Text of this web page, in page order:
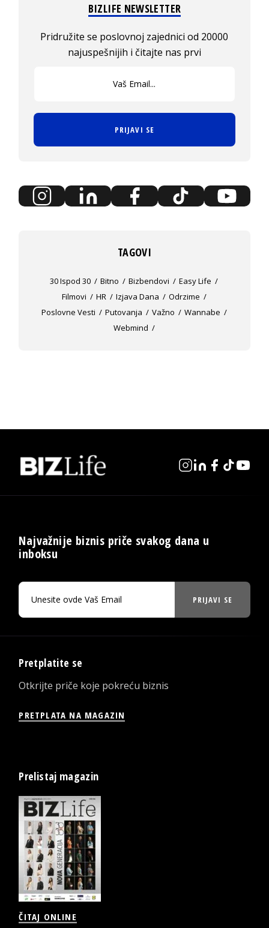
BIZLIFE NEWSLETTER
Pridružite se poslovnoj zajednici od 20000
najuspešnijih i čitajte nas prvi
PRIJAVI SE
TAGOVI
30 Ispod 30 Bitno Bizbendovi
Easy Life
Filmovi
HR Izjava Dana
Odrzime
Poslovne Vesti
Putovanja Važno
Wannabe
Webmind
Najvažnije biznis priče svakog dana u
inboksu
PRIJAVI SE
Pretplatite se
Otkrijte priče koje pokreću biznis
PRETPLATA NA MAGAZIN
Prelistaj magazin
ČITAJ ONLINE